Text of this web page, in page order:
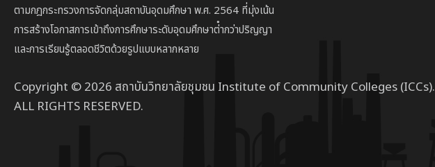
ตามกฎกระทรวงการจัดกลุ่มสถาบันอุดมศึกษา พ.ศ. 2564 ที่มุ่งเน้น
การสร้างโอกาสการเข้าถึงการศึกษาระดับอุดมศึกษาต่ํากว่าปริญญา
และการเรียนรู้ตลอดชีวิตด้วยรูปแบบหลากหลาย
Copyright © 2026 สถาบันวิทยาลัยชุมชน Institute of Community Colleges (ICCs).
ALL RIGHTS RESERVED.